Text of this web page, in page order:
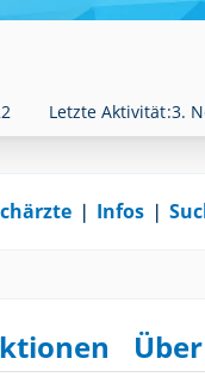
Letzte Aktivität 3.
❘ Infos❘